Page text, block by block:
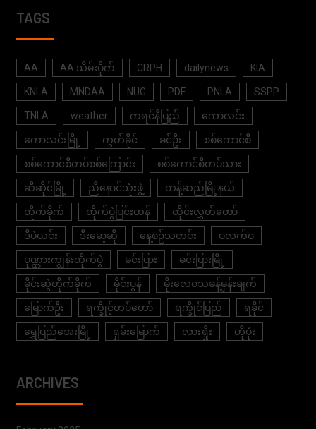
TAGS
AA AA သိမ်းပိုက် CRPH dailynews KIA
KNLA MNDAA NUG PDF PNLA SSPP
TNLA weather ကရင်နီပြည် ကောလင်း
ကောလင်းမြို့ ကွတ်ခိုင် ခင်ဦး စစ်ကောင်စီ
စစ်ကောင်စီတပ်စစ်ကြောင်း စစ်ကောင်စီတပ်သား
ဆီဆိုင်မြို့ ညီနောင်သုံးဖွဲ့ တန့်ဆည်မြို့နယ်
တိုက်ခိုက် တိုက်ပွဲပြင်းထန် ထိုင်းလွှတ်တော်
ဒီပဲယင်း ဒီးမော့ဆို နေ့စဉ်သတင်း ပလက်ဝ
ပုဏ္ဏားကျွန်းတိုက်ပွဲ မင်းပြား မင်းပြားမြို့
မိုင်းဆွဲတိုက်ခိုက် မိုင်းပွန် မိုးလေဝသခန့်မှန်းချက်
မြောက်ဦး ရက္ခိုင့်တပ်တော် ရက္ခိုင်ပြည် ရခိုင်
ရွှေပြည်အေးမြို့ ရှမ်းမြောက် လားရှိုး ဟိုပုံး
ARCHIVES